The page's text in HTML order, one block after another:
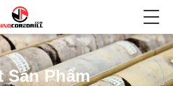
Sản Phẩm